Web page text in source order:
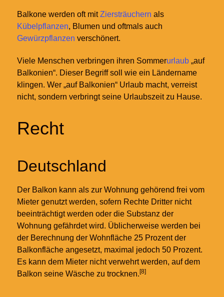
Balkone werden oft mitZiersträuchern als
Kübelpflanzen, Blumen und oftmals auch
Gewürzpflanzen verschönert.
Viele Menschen verbringen ihren Sommerurlaub „auf
Balkonien“. Dieser Begriff soll wie ein Ländername
klingen. Wer „auf Balkonien“ Urlaub macht, verreist
nicht, sondern verbringt seine Urlaubszeit zu Hause.
Recht
Deutschland
Der Balkon kann als zur Wohnung gehörend frei vom
Mieter genutzt werden, sofern Rechte Dritter nicht
beeinträchtigt werden oder die Substanz der
Wohnung gefährdet wird. Üblicherweise werden bei
der Berechnung der Wohnfläche 25 Prozent der
Balkonfläche angesetzt, maximal jedoch 50 Prozent.
Es kann dem Mieter nicht verwehrt werden, auf dem
Balkon seine Wäsche zu trocknen. [8]